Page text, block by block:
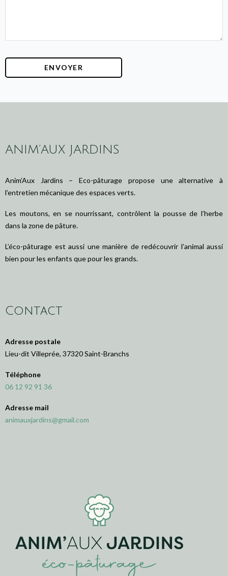
ANIM’AUX JARDINS
Anim’Aux Jardins – Eco-pâturage propose une alternative à
l’entretien mécanique des espaces verts.
Les moutons, en se nourrissant, contrôlent la pousse de l’herbe
dans la zone de pâture.
L’éco-pâturage est aussi une manière de redécouvrir l’animal aussi
bien pour les enfants que pour les grands.
Contact
Adresse postale
Lieu-dit Villeprée, 37320 Saint-Branchs
Téléphone
06 12 92 91 36
Adresse mail
animauxjardins@gmail.com